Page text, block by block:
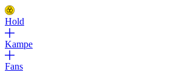
Hold
Kampe
Fans